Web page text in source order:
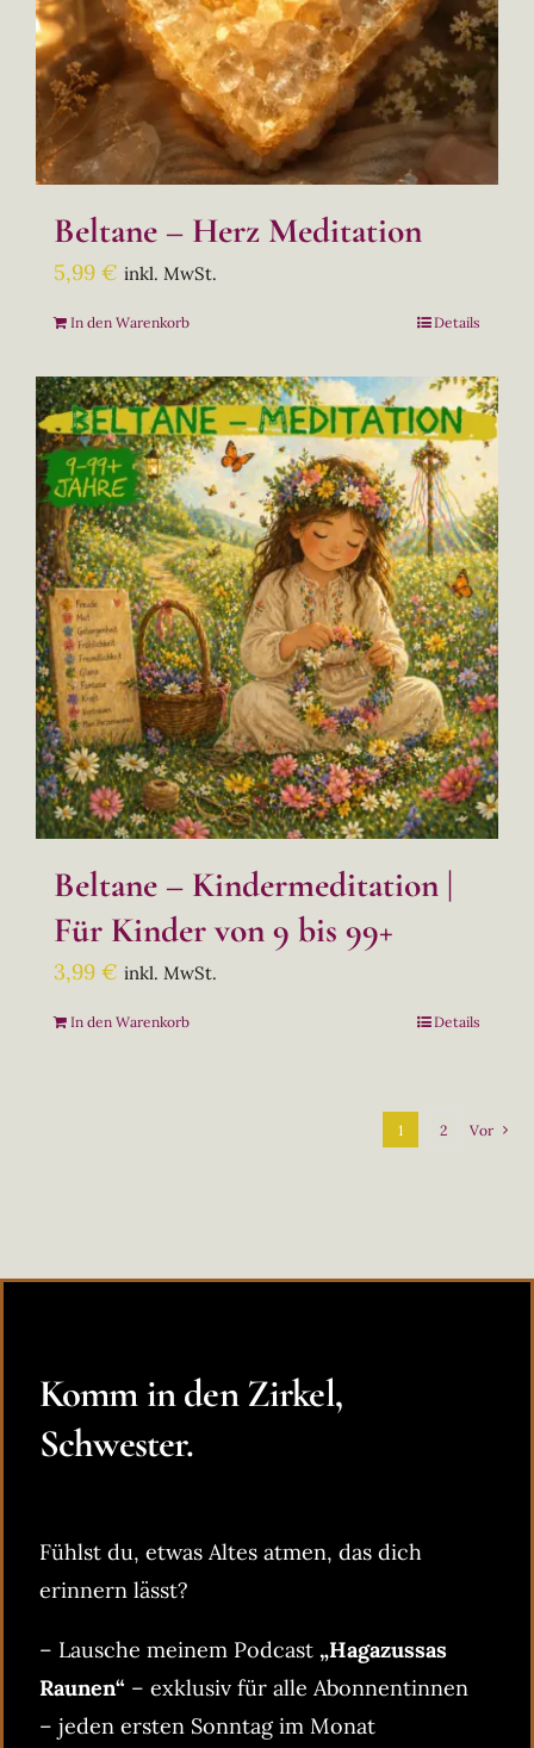
Beltane – Herz Meditation
5,99 € inkl. MwSt.
In den Warenkorb Details
Beltane – Kindermeditation |
Für Kinder von 9 bis 99+
3,99 € inkl. MwSt.
In den Warenkorb Details
1 2 Vor
Komm in den Zirkel,
Schwester.
Fühlst du, etwas Altes atmen, das dich
erinnern lässt?
– Lausche meinem Podcast „Hagazussas
Raunen“ – exklusiv für alle Abonnentinnen
– jeden ersten Sonntag im Monat